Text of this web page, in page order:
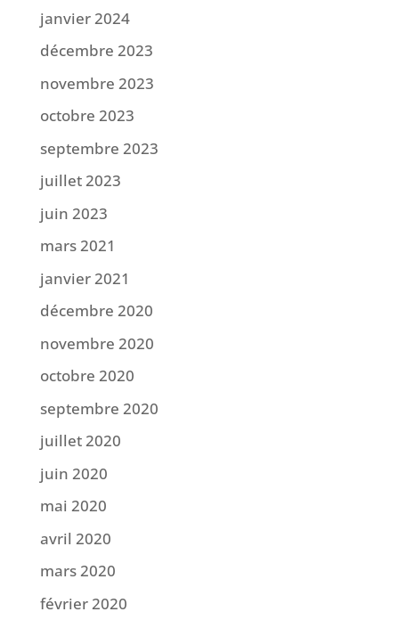
janvier 2024
décembre 2023
novembre 2023
octobre 2023
septembre 2023
juillet 2023
juin 2023
mars 2021
janvier 2021
décembre 2020
novembre 2020
octobre 2020
septembre 2020
juillet 2020
juin 2020
mai 2020
avril 2020
mars 2020
février 2020